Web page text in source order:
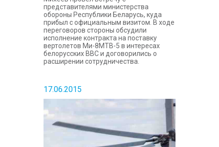
представителями министерства
обороны Республики Беларусь, куда
прибыл с официальным визитом. В ходе
переговоров стороны обсудили
исполнение контракта на поставку
вертолетов Ми-8МТВ-5 в интересах
белорусских ВВС и договорились о
расширении сотрудничества.
17.06.2015